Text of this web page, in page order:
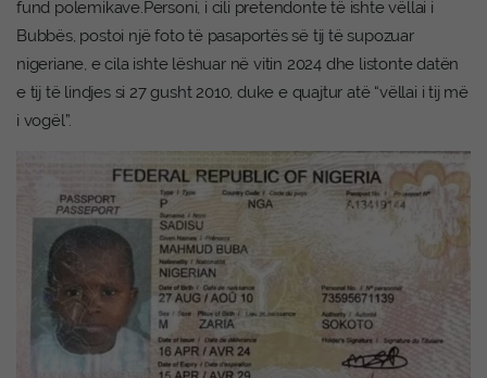
fund polemikave.Personi, i cili pretendonte të ishte vëllai i
Bubbës, postoi një foto të pasaportës së tij të supozuar
nigeriane, e cila ishte lëshuar në vitin 2024 dhe listonte datën
e tij të lindjes si 27 gusht 2010, duke e quajtur atë “vëllai i tij më
i vogël”.